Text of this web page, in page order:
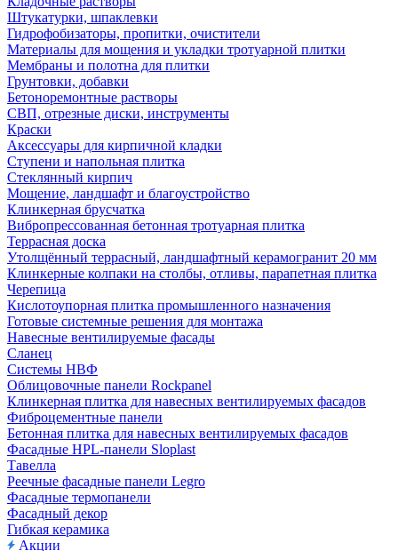
Штукатурки, шпаклевки
Гидрофобизаторы, пропитки, очистители
Материалы для мощения и укладки тротуарной плитки
Мембраны и полотна для плитки
Грунтовки, добавки
Бетоноремонтные растворы
СВП, отрезные диски, инструменты
Краски
Аксессуары для кирпичной кладки
Ступени и напольная плитка
Cтеклянный кирпич
Мощение, ландшафт и благоустройство
Клинкерная брусчатка
Вибропрессованная бетонная тротуарная плитка
Террасная доска
Утолщённый террасный, ландшафтный керамогранит 20 мм
Клинкерные колпаки на столбы, отливы, парапетная плитка
Черепица
Кислотоупорная плитка промышленного назначения
Готовые системные решения для монтажа
Навесные вентилируемые фасады
Сланец
Системы НВФ
Облицовочные панели Rockpanel
Клинкерная плитка для навесных вентилируемых фасадов
Фиброцементные панели
Бетонная плитка для навесных вентилируемых фасадов
Фасадные HPL-панели Sloplast
Тавелла
Реечные фасадные панели Legro
Фасадные термопанели
Фасадный декор
Гибкая керамика
Акции